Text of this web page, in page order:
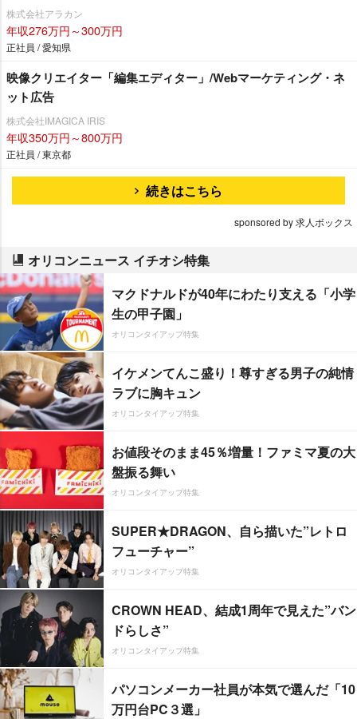
株式会社アラカン
年収276万円～300万円
正社員 / 愛知県
映像クリエイター「編集エディター」/Webマーケティング・ネ
ット広告
株式会社IMAGICA IRIS
年収350万円～800万円
正社員 / 東京都
続きはこちら
sponsored by 求人ボックス
オリコンニュース イチオシ特集
マクドナルドが40年にわたり支える「小学
生の甲子園」
オリコンタイアップ特集
イケメンてんこ盛り！尊すぎる男子の純情
ラブに胸キュン
オリコンタイアップ特集
お値段そのまま45％増量！ファミマ夏の大
盤振る舞い
オリコンタイアップ特集
SUPER★DRAGON、自ら描いた”レトロ
フューチャー”
オリコンタイアップ特集
CROWN HEAD、結成1周年で見えた”バン
ドらしさ”
オリコンタイアップ特集
パソコンメーカー社員が本気で選んだ「10
万円台PC３選」